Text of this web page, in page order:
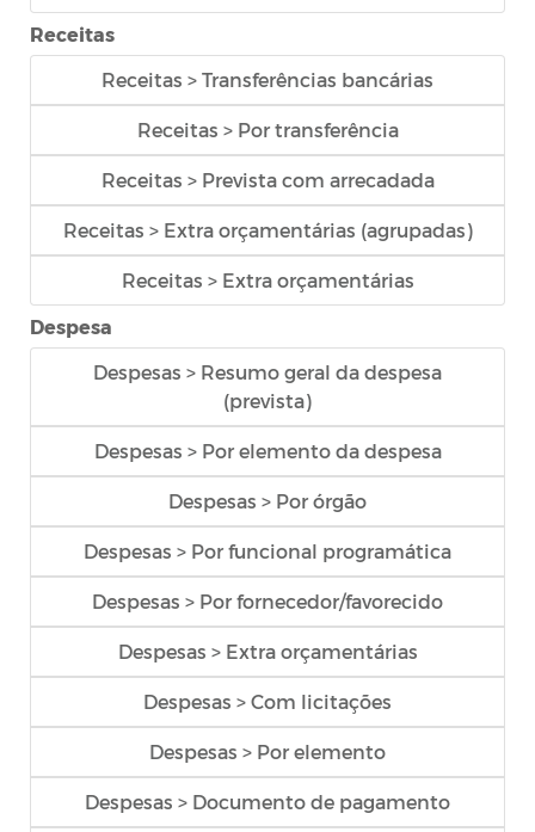
Receitas
Receitas > Transferências bancárias
Receitas > Por transferência
Receitas > Prevista com arrecadada
Receitas > Extra orçamentárias (agrupadas)
Receitas > Extra orçamentárias
Despesa
Despesas > Resumo geral da despesa
(prevista)
Despesas > Por elemento da despesa
Despesas > Por órgão
Despesas > Por funcional programática
Despesas > Por fornecedor/favorecido
Despesas > Extra orçamentárias
Despesas > Com licitações
Despesas > Por elemento
Despesas > Documento de pagamento